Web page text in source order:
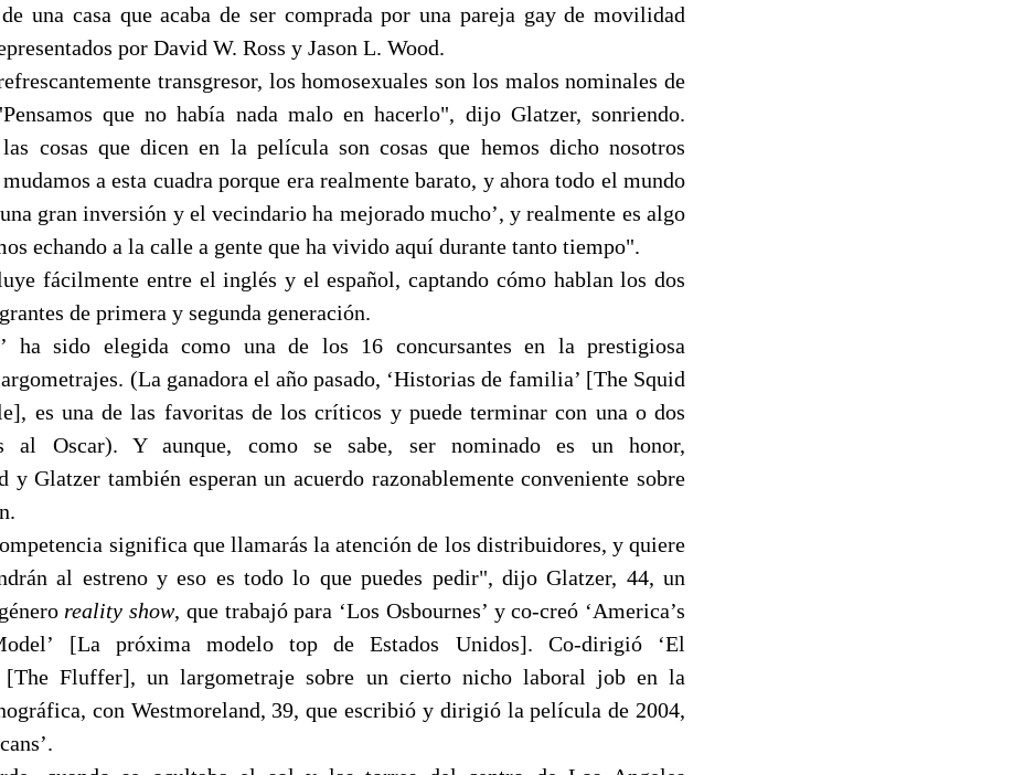
una casa que acaba de ser comprada por una pareja gay de movilidad
por David W. Ross y Jason L. Wood.
transgresor, los homosexuales son los malos nominales de
que no había nada malo en hacerlo", dijo Glatzer, sonriendo.
cosas que dicen en la película son cosas que hemos dicho nosotros
a esta cuadra porque era realmente barato, y ahora todo el mundo
gran inversión y el vecindario ha mejorado mucho’, y realmente es algo
echando a la calle a gente que ha vivido aquí durante tanto tiempo".
fácilmente entre el inglés y el español, captando cómo hablan los dos
de primera y segunda generación.
ha sido elegida como una de los 16 concursantes en la prestigiosa
(La ganadora el año pasado, ‘Historias de familia’ [The Squid
es una de las favoritas de los críticos y puede terminar con una o dos
al Oscar). Y aunque, como se sabe, ser nominado es un honor,
y Glatzer también esperan un acuerdo razonablemente conveniente sobre
significa que llamarás la atención de los distribuidores, y quiere
al estreno y eso es todo lo que puedes pedir", dijo Glatzer, 44, un
reality show, que trabajó para ‘Los Osbournes’ y co-creó ‘America’s
[La próxima modelo top de Estados Unidos]. Co-dirigió ‘El
[The Fluffer], un largometraje sobre un cierto nicho laboral job en la
con Westmoreland, 39, que escribió y dirigió la película de 2004,